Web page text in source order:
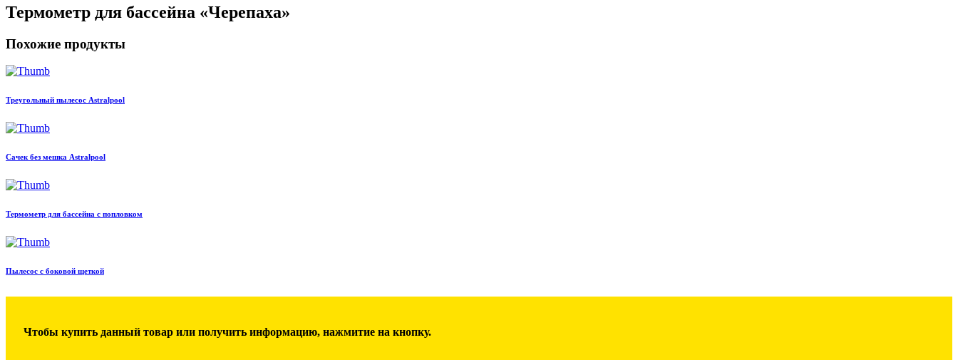
Термометр для бассейна «Черепаха»
Похожие продукты
Треугольный пылесос Astralpool
Сачек без мешка Astralpool
Термометр для бассейна с попловком
Пылесос с боковой щеткой
Чтобы купить данный товар или получить информацию, нажмитие на кнопку.